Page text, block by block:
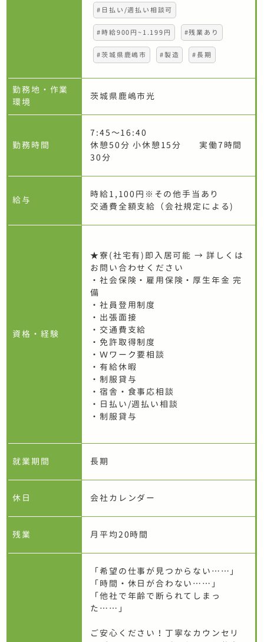
#日払い/週払い相談可
#時給900円~1.199円 #残業あり
#茨城県鹿嶋市 #製造 #長期
勤務地・作業
環境
茨城県鹿嶋市光
勤務時間
7:45〜16:40
休憩50分 小休憩15分 実働7時間
30分
給与
時給1,100円※その他手当あり
交通費全額支給（会社規定による)
資格・経験
★寮(社宅有)即入居可能 → 詳しくは
お問い合わせください
・社会保険・雇用保険・厚生年金 完
備
・社員登用制度
・出張面接
・交通費支給
・免許取得制度
・Ｗワーク要相談
・有給休暇
・制服貸与
・宿舎・食事応相談
・日払い/週払い相談
・制服貸与
就業期間 長期
休日 会社カレンダー
残業 月平均20時間
「希望の仕事が見つからない……」
「時間・休日が合わない……」
「他社で年齢で断られてしまっ
た……」
ご安心ください！丁寧なカウンセリ